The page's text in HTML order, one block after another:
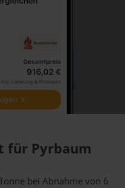
für Pyrbaum
bei Abnahmevon 6